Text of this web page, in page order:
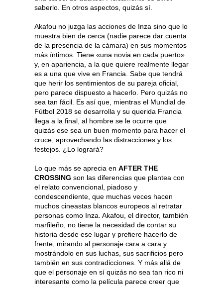
saberlo. En otros aspectos, quizás sí.
Akafou no juzga las acciones de Inza sino que lo
muestra bien de cerca (nadie parece dar cuenta
de la presencia de la cámara) en sus momentos
más íntimos. Tiene «una novia en cada puerto»
y, en apariencia, a la que quiere realmente llegar
es a una que vive en Francia. Sabe que tendrá
que herir los sentimientos de su pareja oficial,
pero parece dispuesto a hacerlo. Pero quizás no
sea tan fácil. Es así que, mientras el Mundial de
Fútbol 2018 se desarrolla y su querida Francia
llega a la final, al hombre se le ocurre que
quizás ese sea un buen momento para hacer el
cruce, aprovechando las distracciones y los
festejos. ¿Lo logrará?
Lo que más se aprecia en AFTER THE
CROSSING son las diferencias que plantea con
el relato convencional, piadoso y
condescendiente, que muchas veces hacen
muchos cineastas blancos europeos al retratar
personas como Inza. Akafou, el director, también
marfileño, no tiene la necesidad de contar su
historia desde ese lugar y prefiere hacerlo de
frente, mirando al personaje cara a cara y
mostrándolo en sus luchas, sus sacrificios pero
también en sus contradicciones. Y más allá de
que el personaje en sí quizás no sea tan rico ni
interesante como la película parece creer que